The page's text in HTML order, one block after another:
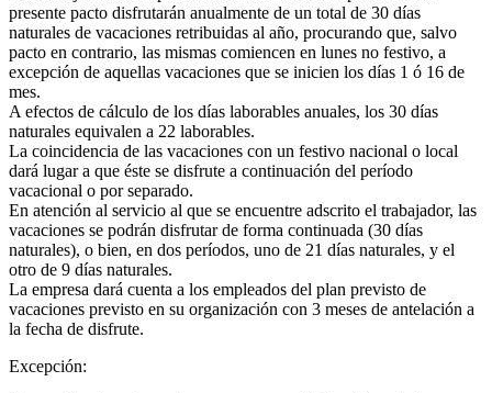
presente pacto disfrutarán anualmente de un total de 30 días
naturales de vacaciones retribuidas al año, procurando que, salvo
pacto en contrario, las mismas comiencen en lunes no festivo, a
excepción de aquellas vacaciones que se inicien los días 1 ó 16 de
mes.
A efectos de cálculo de los días laborables anuales, los 30 días
naturales equivalen a 22 laborables.
La coincidencia de las vacaciones con un festivo nacional o local
dará lugar a que éste se disfrute a continuación del período
vacacional o por separado.
En atención al servicio al que se encuentre adscrito el trabajador, las
vacaciones se podrán disfrutar de forma continuada (30 días
naturales), o bien, en dos períodos, uno de 21 días naturales, y el
otro de 9 días naturales.
La empresa dará cuenta a los empleados del plan previsto de
vacaciones previsto en su organización con 3 meses de antelación a
la fecha de disfrute.
Excepción: